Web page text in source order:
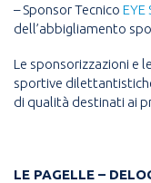
– Sponsor Tecnico EYE
dell’abbigliamento
Le sponsorizzazioni e
sportive
di qualità destinati ai
LE PAGELLE –